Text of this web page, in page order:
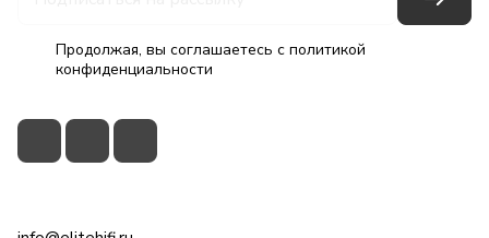
Продолжая, вы соглашаетесь с политикой
конфиденциальности